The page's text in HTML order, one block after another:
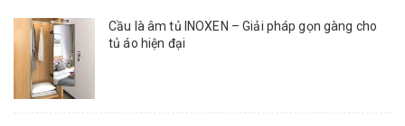
Cầu là âm tủ INOXEN – Giải pháp gọn gàng cho
tủ áo hiện đại